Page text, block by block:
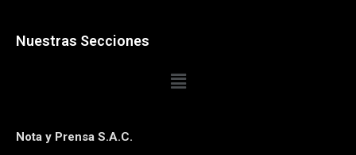
Nuestras Secciones
Nota y Prensa S.A.C.